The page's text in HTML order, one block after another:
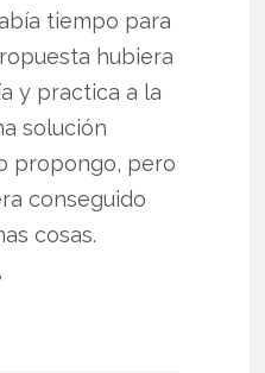
tiempo para
hubiera
y practica a la
solución
propongo, pero
conseguido
cosas.